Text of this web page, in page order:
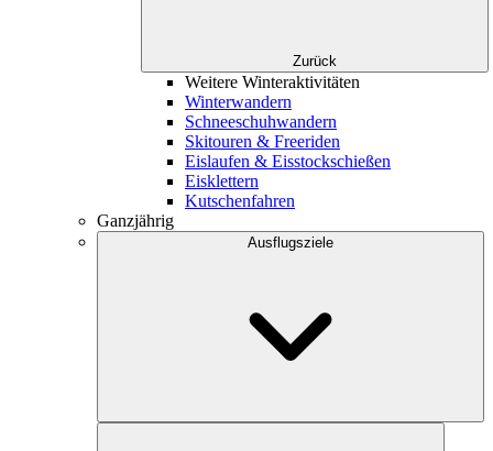
Zurück
Weitere Winteraktivitäten
Winterwandern
Schneeschuhwandern
Skitouren & Freeriden
Eislaufen & Eisstockschießen
Eisklettern
Kutschenfahren
Ganzjährig
Ausflugsziele